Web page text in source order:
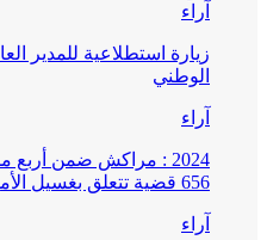
آراء
زيارة استطلاعية للمدير
الوطني
آراء
2024 : مراكش ضمن
656 قضية تتعلق بغسيل الأموال
آراء